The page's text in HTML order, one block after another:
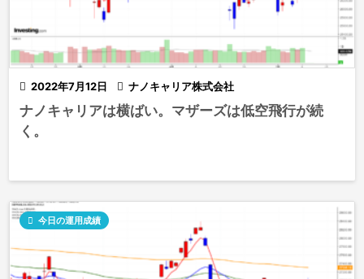
 2022年7月12日  ナノキャリア株式会社
ナノキャリアは横ばい。マザーズは低空飛行が続
く。
 今日の運用成績